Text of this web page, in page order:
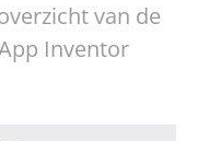
van de
Inventor